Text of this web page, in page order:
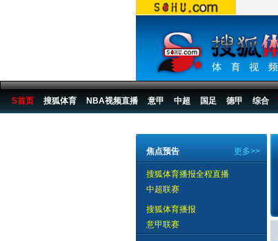
S首页 搜狐体育 NBA视频直播 意甲 中超 国足 德甲 综合
更多>>
焦点预告
搜狐体育播报全程直播
中超联赛
搜狐体育播报
意甲联赛